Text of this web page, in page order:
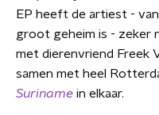
EP heeft de artiest -
groot geheim is - zeker
met dierenvriend Freek
samen met heel
Suriname in elkaar.